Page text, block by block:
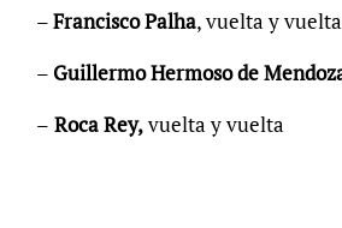
–Francisco Palha, vuelta y vuelta
– Guillermo Hermoso de
– Roca Rey,vuelta y vuelta